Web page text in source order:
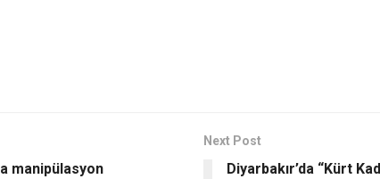
manipülasyon
Next Post
Diyarbakır’da “Kürt